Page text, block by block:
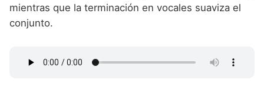
mientras que la terminación en vocales suaviza el
conjunto.